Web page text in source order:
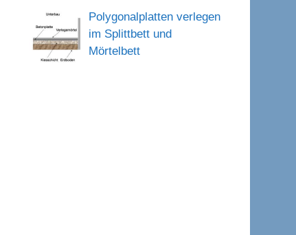
Polygonalplatten verlegen
im Splittbett und
Mörtelbett